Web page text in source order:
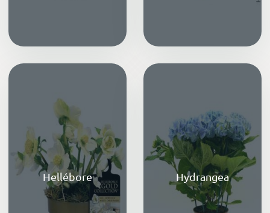
Hellébore Hydrangea